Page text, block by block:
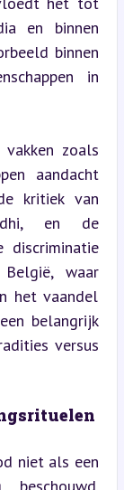
en binnen
binnen
in
aandacht
kritiek van
en de
discriminatie
waar
het vaandel
belangrijk
versus
niet als een